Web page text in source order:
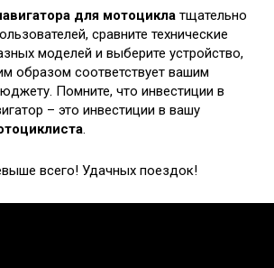
для мотоцикла тщательно
сравните технические
моделей и выберите устройство,
образом соответствует вашим
Помните, что инвестиции в
– это инвестиции в вашу
.
всего! Удачных поездок!